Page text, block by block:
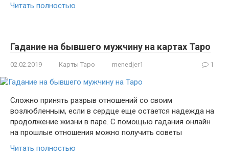
Читать полностью
Гадание на бывшего мужчину на картах Таро
02.02.2019 Карты Таро menedjer1 1
Сложно принять разрыв отношений со своим
возлюбленным, если в сердце еще остается надежда на
продолжение жизни в паре. С помощью гадания онлайн
на прошлые отношения можно получить советы
Читать полностью